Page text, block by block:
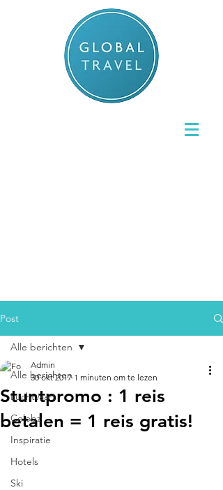
Post
Alle berichten
Luchtvaart
Celebz
Inspiratie
Hotels
Ski
Alle berichten
Stuntpromo : 1 reis
betalen = 1 reis gratis!
Admin
30 okt 2017 1 minuten om te lezen